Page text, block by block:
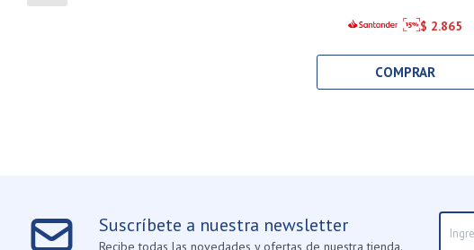
$ 2.865
Suscríbete a nuestra newsletter
Recibe todas las novedades y ofertas de nuestra tienda.